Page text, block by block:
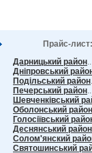
Прайс-лист:
Дарницький район
Дніпровський
Подільський район
Печерський район
Шевченківський
Оболонський район
Голосіївський
Деснянський район
Солом'янский
Святошинський